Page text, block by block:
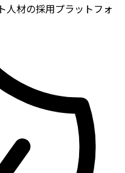
人材の採用プラットフォ